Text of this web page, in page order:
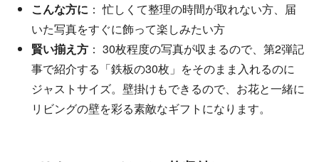
こんな方に ： 忙しくて整理の時間が取れない方、届
いた写真をすぐに飾って楽しみたい方
賢い揃え方 ： 30枚程度の写真が収まるので、第2弾記
事で紹介する「鉄板の30枚」をそのまま入れるのに
ジャストサイズ。壁掛けもできるので、お花と一緒に
リビングの壁を彩る素敵なギフトになります。